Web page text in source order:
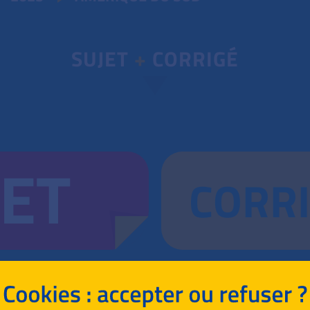
SUJET + CORRIGÉ